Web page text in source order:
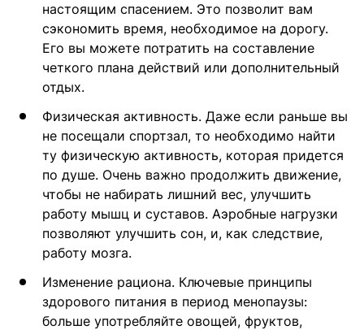
настоящим спасением. Это позволит вам
сэкономить время, необходимое на дорогу.
Его вы можете потратить на составление
четкого плана действий или дополнительный
отдых.
Физическая активность. Даже если раньше вы
не посещали спортзал, то необходимо найти
ту физическую активность, которая придется
по душе. Очень важно продолжить движение,
чтобы не набирать лишний вес, улучшить
работу мышц и суставов. Аэробные нагрузки
позволяют улучшить сон, и, как следствие,
работу мозга.
Изменение рациона. Ключевые принципы
здорового питания в период менопаузы:
больше употребляйте овощей, фруктов,